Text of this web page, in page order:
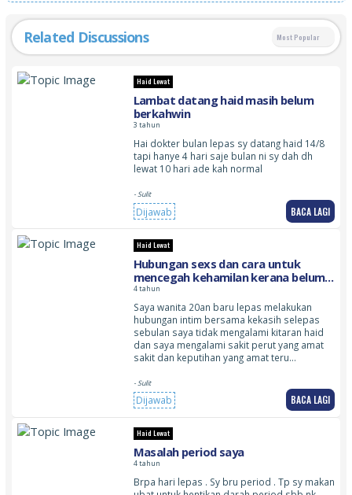
Related Discussions Most Popular
Haid Lewat
Lambat datang haid masih belum
berkahwin
3 tahun
Hai dokter bulan lepas sy datang haid 14/8
tapi hanye 4 hari saje bulan ni sy dah dh
lewat 10 hari ade kah normal
- Sulit
Dijawab BACA LAGI
Haid Lewat
Hubungan sexs dan cara untuk
mencegah kehamilan kerana belum
sedia lagi
4 tahun
Saya wanita 20an baru lepas melakukan
hubungan intim bersama kekasih selepas
sebulan saya tidak mengalami kitaran haid
dan saya mengalami sakit perut yang amat
sakit dan keputihan yang amat teru…
- Sulit
Dijawab BACA LAGI
Haid Lewat
Masalah period saya
4 tahun
Brpa hari lepas . Sy bru period . Tp sy makan